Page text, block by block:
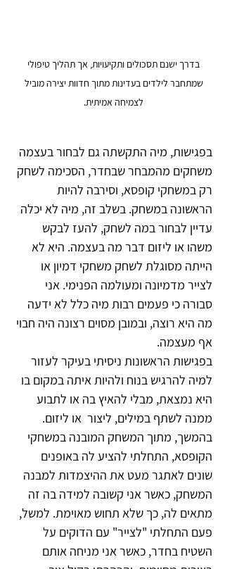
בדרך ישנם תסכולים ותקיעויות, אך תהליך טיפולי
שמתחבר לילדים בעדינות מתוך חדוות יצירה מוביל
לצמיחה אמיתית.
בפגישות, מיה התקשתה גם לבחור בעצמה
משחקים מהמבחר שבחדר, הסכימה לשחק
רק במשחקי קופסא, וסירבה להיות
הראשונה במשחק. בשלב זה, מיה לא יכלה
עדיין לבחור במה לשחק, להעז לבקש
משהו או ליזום דבר מה בעצמה. היא לא
הייתה מסוגלת לשחק משחקי דמיון או
לצייר מדמיונה ומעולמה הפנימי. אני
סבורה כי פעמים רבות מיה כלל לא ידעה
מה היא רוצה, ובמובן מסוים רצונה היה חבוי
אף מעצמה.
בפגישות הראשונות ניסיתי בעיקר לעזור
למיה להרגיש בנוח ולהיות איתה במקום בו
היא נמצאת, מבלי להאיץ בה או לתבוע
ממנה לשתף במילים, ליצור  או ליזום.
בהמשך, מתוך המשחק המובנה במשחקי
הקופסא, התחלתי להציע לה באופנים
שונים לאתגר מעט את ההיצמדות למבנה
המשחק, כאשר אני קשובה למידה בה זה
מתאים לה, כך שלא תחוש מאוימת. למשל,
פעם התחלתי "לצייר" עם הדוקים על
השטיח בחדר, כאשר אני מניחה אותם